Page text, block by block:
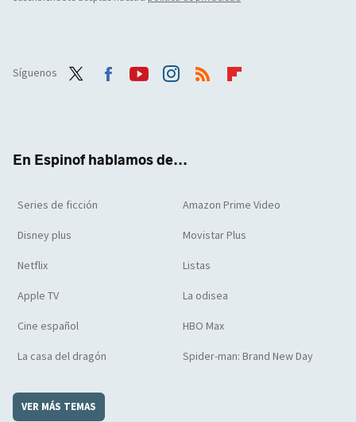
Síguenos
En Espinof hablamos de...
Series de ficción Amazon Prime Video
Disney plus Movistar Plus
Netflix Listas
Apple TV La odisea
Cine español HBO Max
La casa del dragón Spider-man: Brand New Day
VER MÁS TEMAS